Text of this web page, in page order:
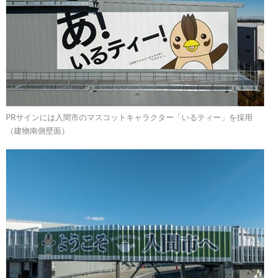
PRサインには入間市のマスコットキャラクター「いるティー」を採用
（建物南側壁面）